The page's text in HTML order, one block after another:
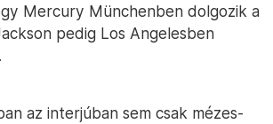
Mercury Münchenben dolgozik a
pedig Los Angelesben
az interjúban sem csak mézes-